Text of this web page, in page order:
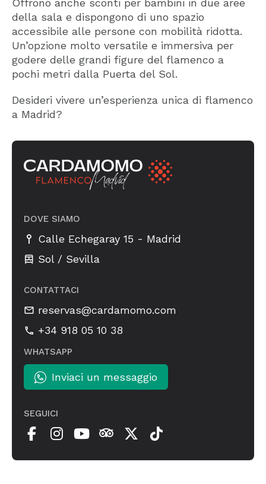
Offrono anche sconti per bambini in due aree
della sala e dispongono di uno spazio
accessibile alle persone con mobilità ridotta.
Un’opzione molto versatile e immersiva per
godere delle grandi figure del flamenco a
pochi metri dalla Puerta del Sol.
Desideri vivere un’esperienza unica di flamenco
a Madrid?
DOVE SIAMO
Calle Echegaray 15 - Madrid
Sol / Sevilla
CONTATTACI
reservas@cardamomo.com
+34 918 05 10 38
WHATSAPP
Inviaci un messaggio
SEGUICI